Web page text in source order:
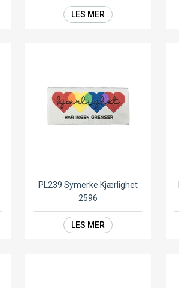
LES MER
PL239 Symerke Kjærlighet
2596
LES MER